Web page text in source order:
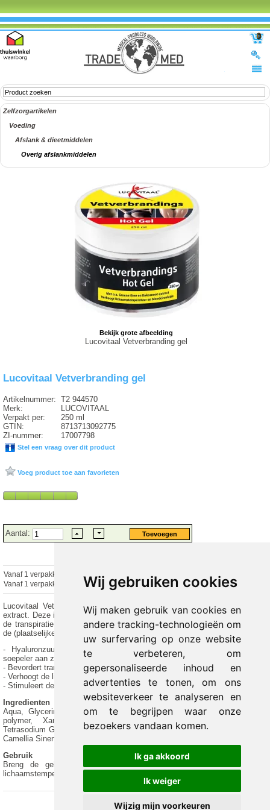
Wij gebruiken cookies
Wij maken gebruik van cookies en
andere tracking-technologieën om
uw surfervaring op onze website
te verbeteren, om
gepersonaliseerde inhoud en
advertenties te tonen, om ons
websiteverkeer te analyseren en
om te begrijpen waar onze
bezoekers vandaan komen.
Ik ga akkoord
Ik weiger
Wijzig mijn voorkeuren
0
Zelfzorgartikelen
Voeding
Afslank & dieetmiddelen
Overig afslankmiddelen
Bekijk grote afbeelding
Lucovitaal Vetverbranding gel
Lucovitaal Vetverbranding gel
Artikelnummer:
Merk:
Verpakt per:
GTIN:
ZI-nummer:
T2 944570
LUCOVITAAL
250 ml
8713713092775
17007798
Stel een vraag over dit product
Voeg product toe aan favorieten
Aantal:
Vanaf 1 verpakking € 7.74 excl.
incl. 21% BTW
Vanaf 1 verpakking
€ 7.74 excl. € 9.37 incl. 21% BTW
Lucovitaal Vetverbrandings Hot Gel bevat Groene Koffie en Groene thee
extract. Deze ingrediënten verhogen de lichaamstemperatuur en bevorderen
de transpiratie op de plek waar de gel wordt aangebracht en stimuleren zo
de (plaatselijke) vet- verbranding en bloedcirculatie.
- Hyaluronzuur werkt vocht inbrengend waardoor de huid zachter en
soepeler aan zal voelen.
- Bevordert transpiratie op de plek waar de gel wordt aangebracht
- Verhoogt de lichaamstemperatuur
- Stimuleert de (plaatselijke) vetverbranding en bloedcirculatie
Ingredienten
Aqua, Glycerin, Phenoxyethanol, Acrylates/C10-30 Alkyl Acrylate Cross-
polymer, Xanthan Gum, Vanillyl Butyl Ether, Ethylhexylglycerin,
Tetrasodium Glutamate Diacetate, Sodium Hydroxide, Sodium Hyaluronate,
Camellia Sinensis Leaf Extract, Cocos Nucifera Fruit Extract.
Gebruik
Breng de gel 1 tot 2 keer per dag aan op de plek waar je de
lichaamstemperatuur wil verhogen.